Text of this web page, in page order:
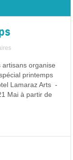
organise
printemps
Lamaraz Arts -
Mai à partir de